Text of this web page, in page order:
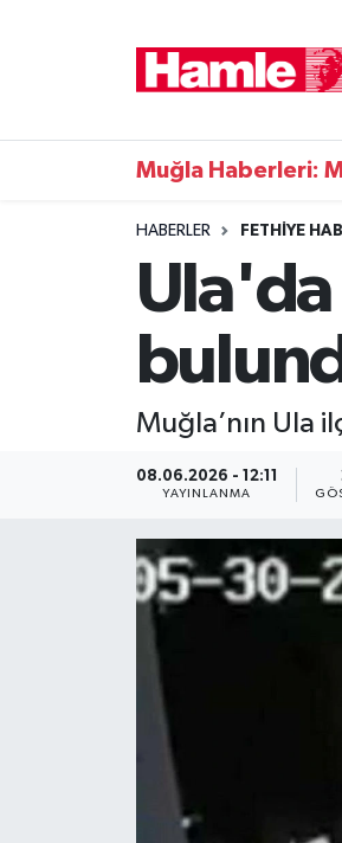
Muğla Haberleri:
HABERLER FETHIYE
Muğla’nın Ula
08.06.2026 - 12:11
YAYINLANMA
Muğla Haber
Muğla Nöbetçi Eczaneler
Muğla Trafik Yoğunluk Haritası
Süper Lig Puan Durumu ve